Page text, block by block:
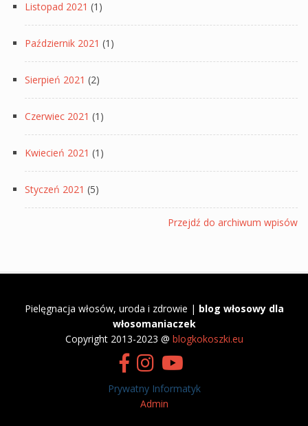
Listopad 2021 (1)
Październik 2021 (1)
Sierpień 2021 (2)
Czerwiec 2021 (1)
Kwiecień 2021 (1)
Styczeń 2021 (5)
Przejdź do archiwum wpisów
Pielęgnacja włosów, uroda i zdrowie | blog włosowy dla
włosomaniaczek
​Copyright 2013-2023 @ blogkokoszki.eu
Prywatny Informatyk
Admin